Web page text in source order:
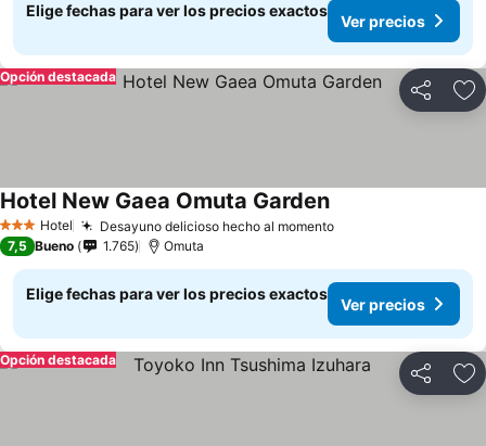
Elige fechas para ver los precios exactos
Ver precios
Compartir
Opción destacada
3 Estrellas
Hotel Desayuno delicioso hecho al momentoVer precios
Hotel New Gaea Omuta GardenVer precios
7,5 Bueno 1.765 Omuta
Elige fechas para ver los precios exactos
Ver precios
Compartir
Opción destacada